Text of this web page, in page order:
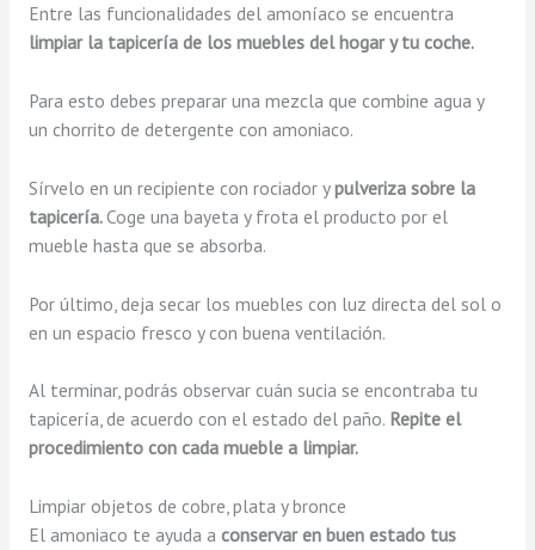
Entre las funcionalidades del amoníaco se encuentra
limpiar la tapicería de los muebles del hogar y tu coche.
Para esto debes preparar una mezcla que combine agua y
un chorrito de detergente con amoniaco.
Sírvelo en un recipiente con rociador ypulveriza sobre la
tapicería.Coge una bayeta y frota el producto por el
mueble hasta que se absorba.
Por último, deja secar los muebles con luz directa del sol o
en un espacio fresco y con buena ventilación.
Al terminar, podrás observar cuán sucia se encontraba tu
tapicería, de acuerdo con el estado del paño. Repite el
procedimiento con cada mueble a limpiar.
Limpiar objetos de cobre, plata y bronce
El amoniaco te ayuda a conservar en buen estado tus